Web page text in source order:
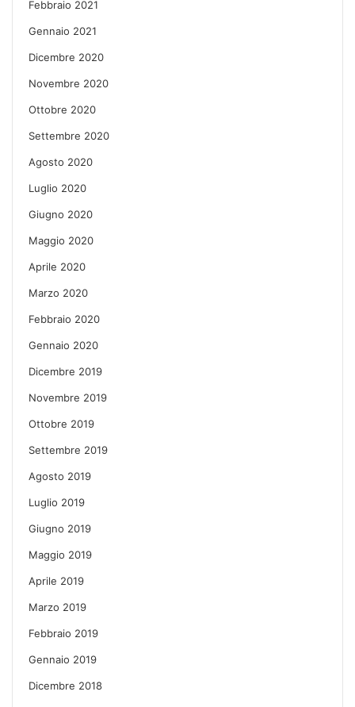
Febbraio 2021
Gennaio 2021
Dicembre 2020
Novembre 2020
Ottobre 2020
Settembre 2020
Agosto 2020
Luglio 2020
Giugno 2020
Maggio 2020
Aprile 2020
Marzo 2020
Febbraio 2020
Gennaio 2020
Dicembre 2019
Novembre 2019
Ottobre 2019
Settembre 2019
Agosto 2019
Luglio 2019
Giugno 2019
Maggio 2019
Aprile 2019
Marzo 2019
Febbraio 2019
Gennaio 2019
Dicembre 2018